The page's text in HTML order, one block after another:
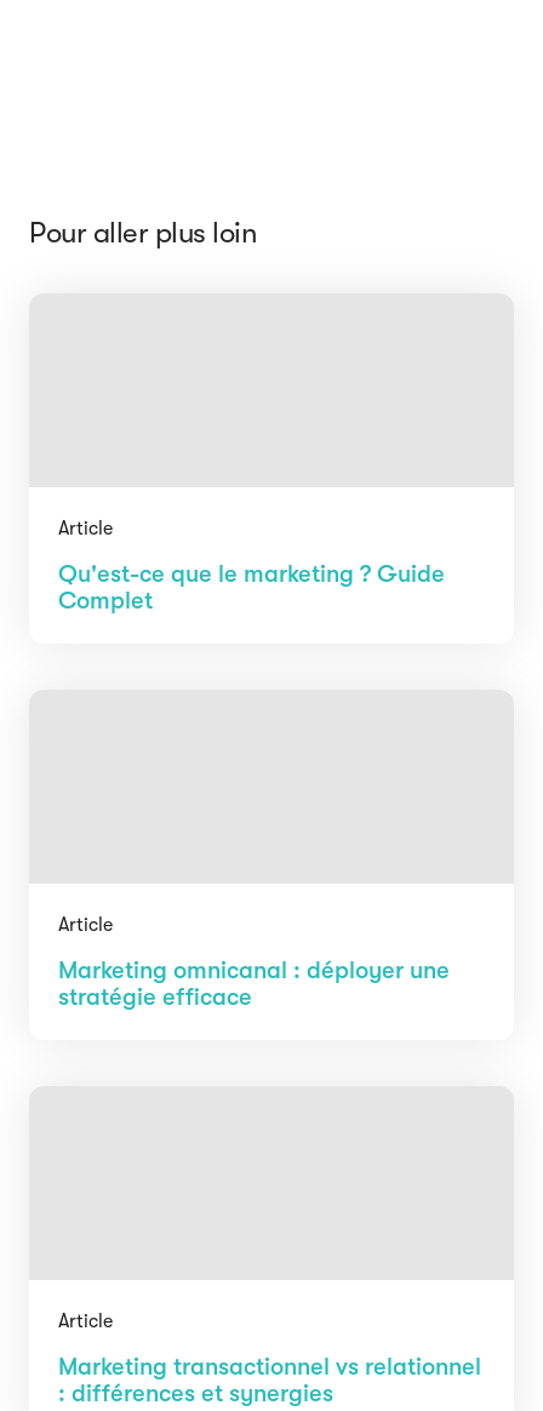
Pour aller plus loin
Article
Qu'est-ce que le marketing ? Guide
Complet
Article
Marketing omnicanal : déployer une
stratégie efficace
Article
Marketing transactionnel vs relationnel
: différences et synergies